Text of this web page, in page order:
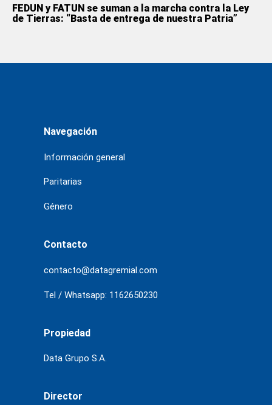
FEDUN y FATUN se suman a la marcha contra la Ley
de Tierras: “Basta de entrega de nuestra Patria”
Navegación
Información general
Paritarias
Género
Contacto
contacto@datagremial.com
Tel / Whatsapp: 1162650230
Propiedad
Data Grupo S.A.
Director